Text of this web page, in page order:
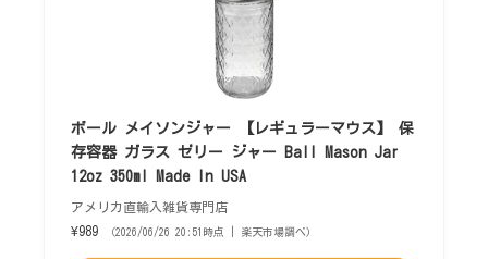
ボール メイソンジャー 【レギュラーマウス】 保
存容器 ガラス ゼリー ジャー Ball Mason Jar
12oz 350ml Made In USA
アメリカ直輸入雑貨専門店
¥989
（2026/06/26 20:51時点 | 楽天市場調べ）